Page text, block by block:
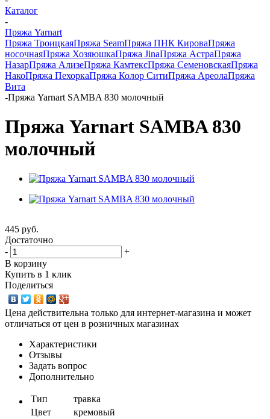
Каталог
-
Пряжа Yarnart
Пряжа ТроицкаяПряжа SeamПряжа ПНК КироваПряжа
носочнаяПряжа ХозяюшкаПряжа JinaПряжа АстраПряжа
НазарПряжа АлизеПряжа КамтексПряжа СеменовскаяПряжа
НакоПряжа ПехоркаПряжа Колор СитиПряжа АреолаПряжа
Вита
-Пряжа Yarnart SAMBA 830 молочный
Пряжа Yarnart SAMBA 830
молочный
445 руб.
Достаточно
-
+
В корзину
Купить в 1 клик
Поделиться
Цена действительна только для интернет-магазина и может
отличаться от цен в розничных магазинах
Характеристики
Отзывы
Задать вопрос
Дополнительно
Тип
травка
Цвет
кремовый